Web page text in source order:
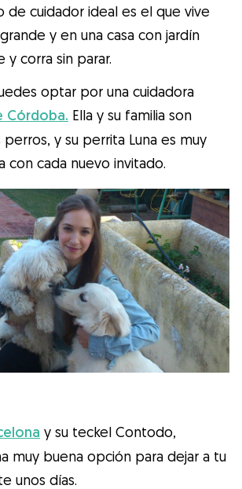
de cuidador ideal es el que vive
y en una casa con jardín
y corra sin parar.
optar por una cuidadora
Córdoba. Ella y su familia son
y su perrita Luna es muy
con cada nuevo invitado.
y su teckel Contodo,
muy buena opción para dejar a tu
unos días.